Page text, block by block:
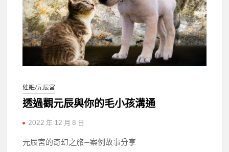
催眠/元辰宮
透過觀元辰與你的毛小孩溝通
2022 年 12 月 8 日
元辰宮的奇幻之旅—案例故事分享